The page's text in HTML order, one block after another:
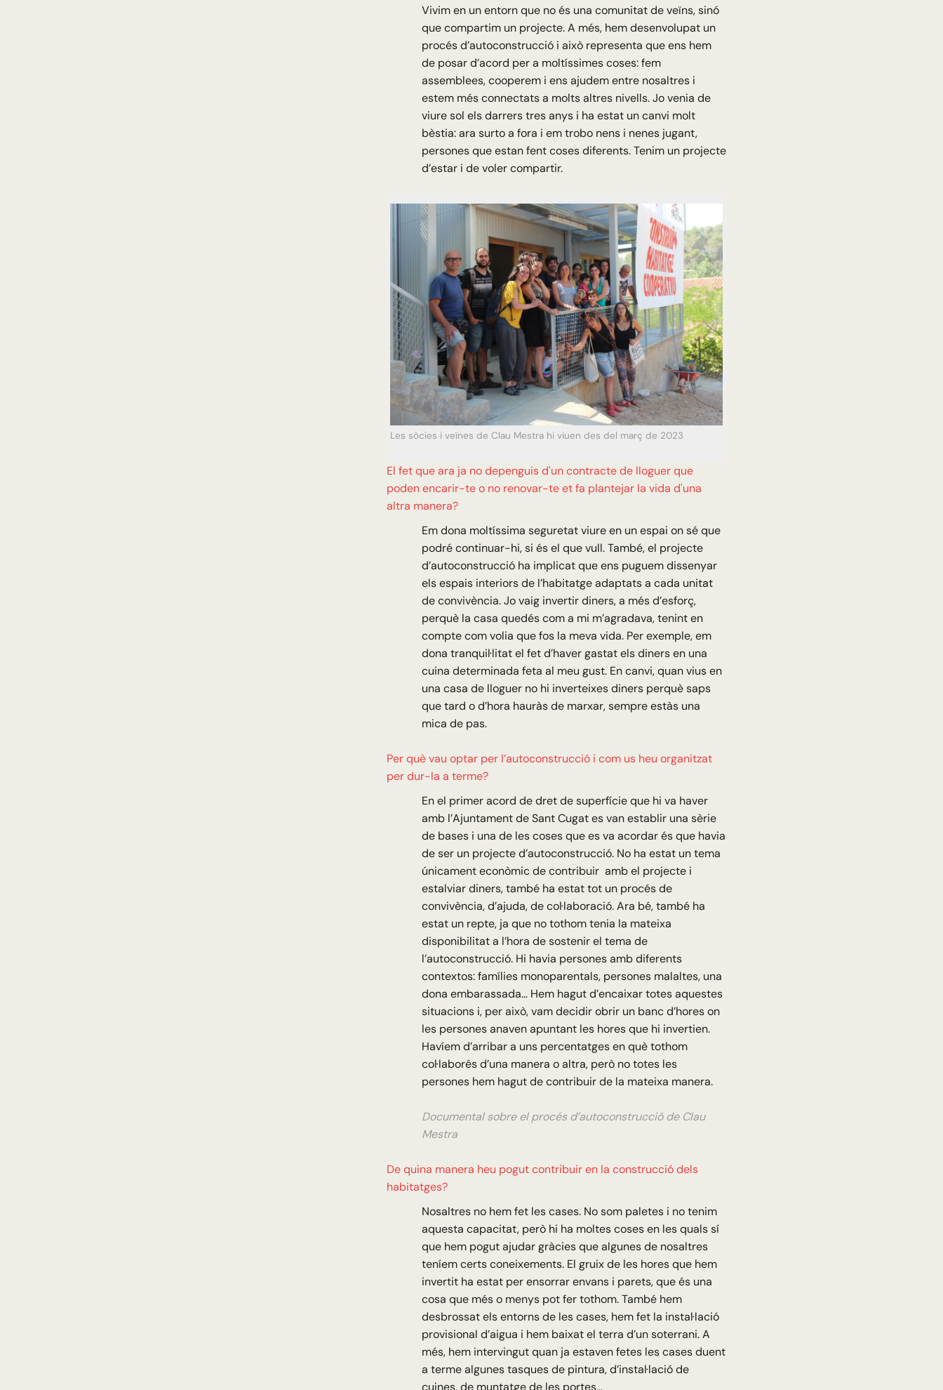
Vivim en un entorn que no és una comunitat de veïns, sinó
que compartim un projecte. A més, hem desenvolupat un
procés d’autoconstrucció i això representa que ens hem
de posar d’acord per a moltíssimes coses: fem
assemblees, cooperem i ens ajudem entre nosaltres i
estem més connectats a molts altres nivells. Jo venia de
viure sol els darrers tres anys i ha estat un canvi molt
bèstia: ara surto a fora i em trobo nens i nenes jugant,
persones que estan fent coses diferents. Tenim un projecte
d’estar i de voler compartir.
Les sòcies i veïnes de Clau Mestra hi viuen des del març de 2023
El fet que ara ja no depenguis d'un contracte de lloguer que
poden encarir-te o no renovar-te et fa plantejar la vida d'una
altra manera?
Em dona moltíssima seguretat viure en un espai on sé que
podré continuar-hi, si és el que vull. També, el projecte
d’autoconstrucció ha implicat que ens puguem dissenyar
els espais interiors de l’habitatge adaptats a cada unitat
de convivència. Jo vaig invertir diners, a més d’esforç,
perquè la casa quedés com a mi m’agradava, tenint en
compte com volia que fos la meva vida. Per exemple, em
dona tranquil·litat el fet d’haver gastat els diners en una
cuina determinada feta al meu gust. En canvi, quan vius en
una casa de lloguer no hi inverteixes diners perquè saps
que tard o d’hora hauràs de marxar, sempre estàs una
mica de pas.
Per què vau optar per l’autoconstrucció i com us heu organitzat
per dur-la a terme?
En el primer acord de dret de superfície que hi va haver
amb l’Ajuntament de Sant Cugat es van establir una sèrie
de bases i una de les coses que es va acordar és que havia
de ser un projecte d’autoconstrucció. No ha estat un tema
únicament econòmic de contribuir amb el projecte i
estalviar diners, també ha estat tot un procés de
convivència, d’ajuda, de col·laboració. Ara bé, també ha
estat un repte, ja que no tothom tenia la mateixa
disponibilitat a l’hora de sostenir el tema de
l’autoconstrucció. Hi havia persones amb diferents
contextos: famílies monoparentals, persones malaltes, una
dona embarassada… Hem hagut d’encaixar totes aquestes
situacions i, per això, vam decidir obrir un banc d’hores on
les persones anaven apuntant les hores que hi invertien.
Havíem d’arribar a uns percentatges en què tothom
col·laborés d’una manera o altra, però no totes les
persones hem hagut de contribuir de la mateixa manera.
Documental sobre el procés d’autoconstrucció de Clau
Mestra
De quina manera heu pogut contribuir en la construcció dels
habitatges?
Nosaltres no hem fet les cases. No som paletes i no tenim
aquesta capacitat, però hi ha moltes coses en les quals sí
que hem pogut ajudar gràcies que algunes de nosaltres
teníem certs coneixements. El gruix de les hores que hem
invertit ha estat per ensorrar envans i parets, que és una
cosa que més o menys pot fer tothom. També hem
desbrossat els entorns de les cases, hem fet la instal·lació
provisional d’aigua i hem baixat el terra d’un soterrani. A
més, hem intervingut quan ja estaven fetes les cases duent
a terme algunes tasques de pintura, d’instal·lació de
cuines, de muntatge de les portes…